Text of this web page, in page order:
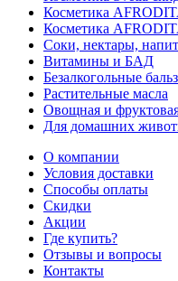
Косметика
Косметика
Соки, нектары,
Витамины и БАД
Безалкогольные
Растительные масла
Овощная и
Для домашних
О компании
Условия доставки
Способы оплаты
Скидки
Акции
Где купить?
Отзывы и вопросы
Контакты